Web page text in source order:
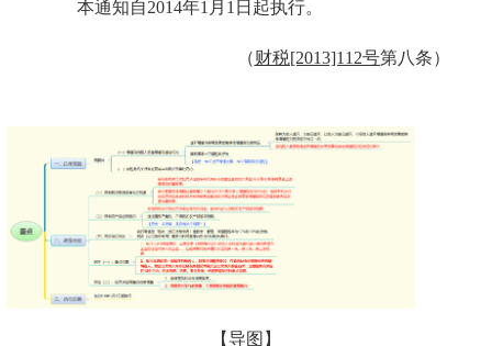
本通知自2014年1月1日起执行。
（财税[2013]112号第八条）
【导图 】